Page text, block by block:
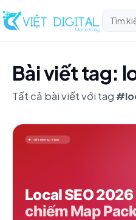
Bài viết tag:
Tất cả bài viết với tag